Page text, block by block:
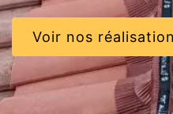
Voir nos